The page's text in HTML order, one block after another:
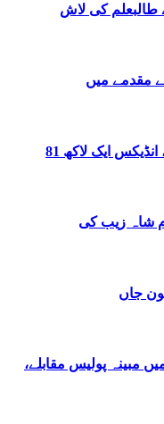
طالبعلم کی لاش
مقدمے میں
ایک لاکھ 81
شاہ زیب کی
جاں
مبینہ پولیس مقابلے،